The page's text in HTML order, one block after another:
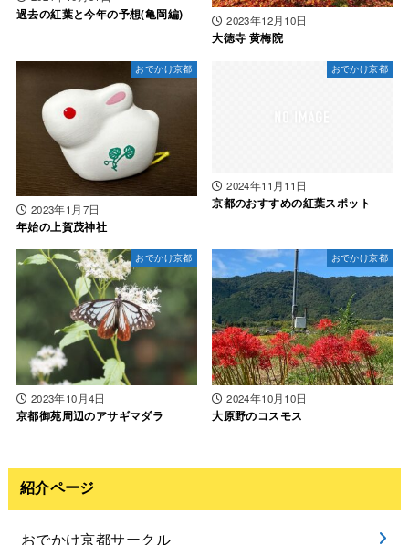
過去の紅葉と今年の予想(亀岡編) 2023年12月10日
大徳寺 黄梅院
おでかけ京都
2023年1月7日
年始の上賀茂神社
おでかけ京都
2024年11月11日
京都のおすすめの紅葉スポット
おでかけ京都
2023年10月4日
京都御苑周辺のアサギマダラ
おでかけ京都
2024年10月10日
大原野のコスモス
紹介ページ
おでかけ京都サークル